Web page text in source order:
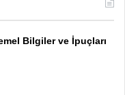
Bilgiler ve İpuçları